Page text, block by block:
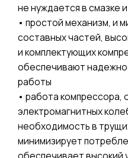
не нуждается в смазке
• простой механизм, и
составных частей,
и комплектующих
обеспечивают
работы
• работа компрессора,
электромагнитных
необходимость в
минимизирует